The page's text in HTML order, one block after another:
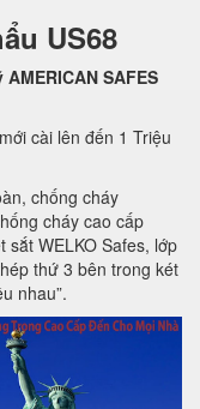
US68
SAFES
cài lên đến 1 Triệu
chống cháy
cháy cao cấp
WELKO Safes, lớp
thứ 3 bên trong két
nhau”.